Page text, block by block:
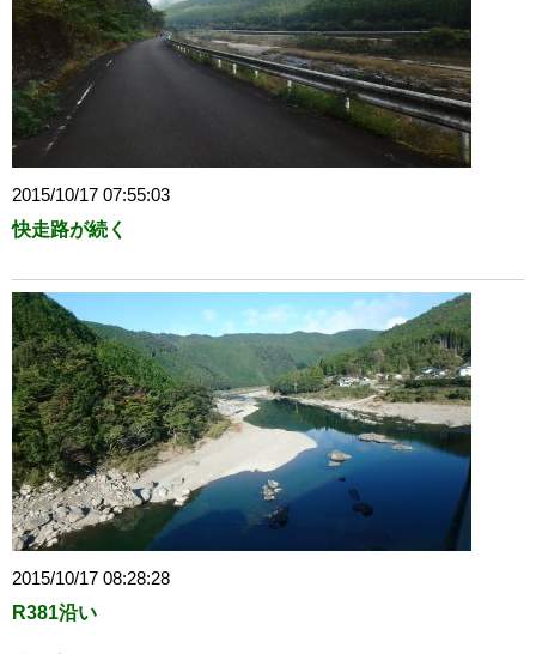
2015/10/17 07:55:03
快走路が続く
2015/10/17 08:28:28
R381沿い